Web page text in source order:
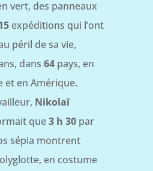
vert, des panneaux
expéditions qui l’ont
péril de sa vie,
dans 64pays, en
et en Amérique.
Nikolaï
que3 h 30par
sépia montrent
en costume